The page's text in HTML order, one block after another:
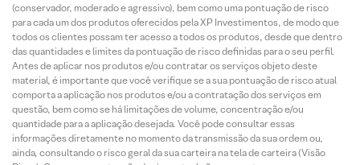
(conservador, moderado e agressivo), bem como uma pontuação de risco
para cada um dos produtos oferecidos pela XP Investimentos, de modo que
todos os clientes possam ter acesso a todos os produtos, desde que dentro
das quantidades e limites da pontuação de risco definidas para o seu perfil.
Antes de aplicar nos produtos e/ou contratar os serviços objeto deste
material, é importante que você verifique se a sua pontuação de risco atual
comporta a aplicação nos produtos e/ou a contratação dos serviços em
questão, bem como se há limitações de volume, concentração e/ou
quantidade para a aplicação desejada. Você pode consultar essas
informações diretamente no momento da transmissão da sua ordem ou,
ainda, consultando o risco geral da sua carteira na tela de carteira (Visão